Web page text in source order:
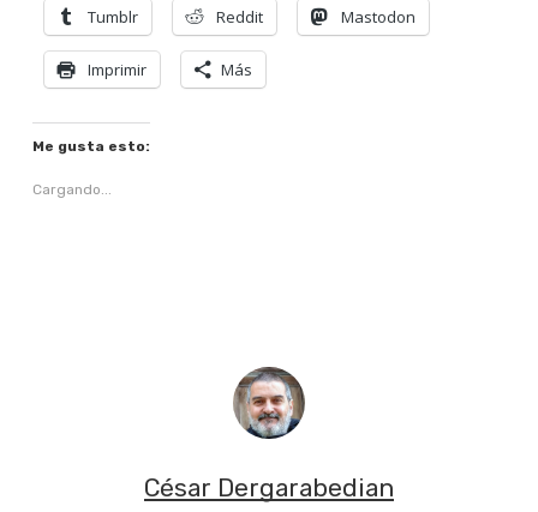
Tumblr Reddit Mastodon
Imprimir Más
Me gusta esto:
Cargando...
César Dergarabedian